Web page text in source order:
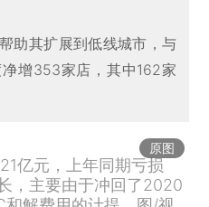
助其扩展到低线城市，与
增353家店，其中162家
原图
亿元，上年同期亏损
，主要由于冲回了2020